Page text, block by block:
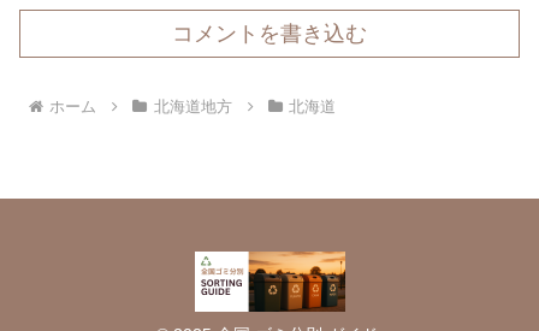
コメントを書き込む
ホーム 北海道地方 北海道